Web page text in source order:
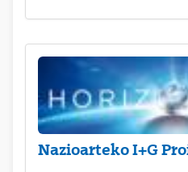
Nazioarteko I+G